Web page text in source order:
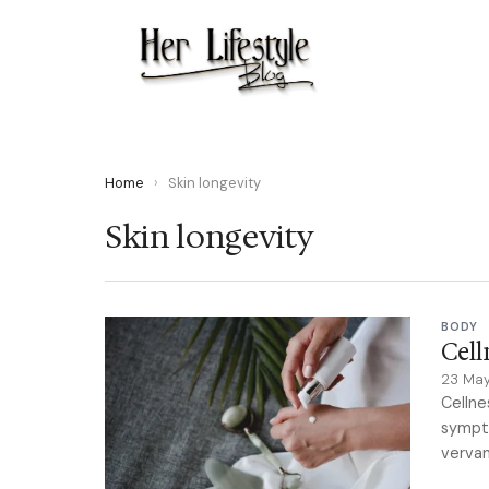
Home › Skin longevity
Skin longevity
BODY
23